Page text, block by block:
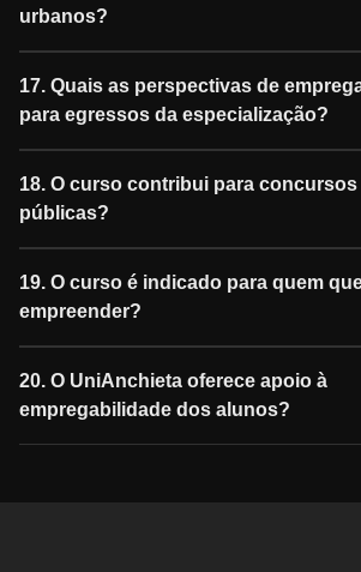
urbanos?
17. Quais as perspectivas de
para egressos da especialização?
18. O curso contribui para
públicas?
19. O curso é indicado para quem
empreender?
20. O UniAnchieta oferece apoio à
empregabilidade dos alunos?